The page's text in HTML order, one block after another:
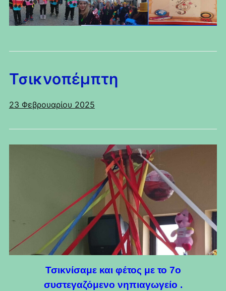
Τσικνοπέμπτη
23 Φεβρουαρίου 2025
Τσικνίσαμε και φέτος με το 7ο
συστεγαζόμενο νηπιαγωγείο .